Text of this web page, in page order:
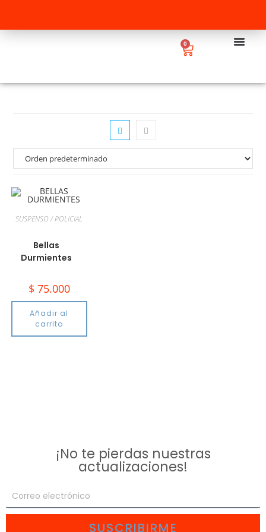
0
SUSPENSO / POLICIAL
Bellas
Durmientes
$ 75.000
Añadir al
carrito
¡No te pierdas nuestras
actualizaciones!
SUSCRIBIRME